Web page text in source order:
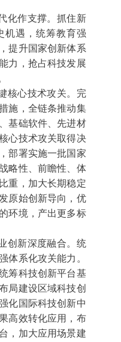
化作支撑。抓住新
机遇，统筹教育强
提升国家创新体系
力，抢占科技发展
核心技术攻关。完
施，全链条推动集
基础软件、先进材
心技术攻关取得决
部署实施一批国家
略性、前瞻性、体
重，加大长期稳定
原始创新导向，优
环境，产出更多标
创新深度融合。统
体系化攻关能力。
筹科技创新平台基
局建设区域科技创
化国际科技创新中
高效转化应用，布
，加大应用场景建